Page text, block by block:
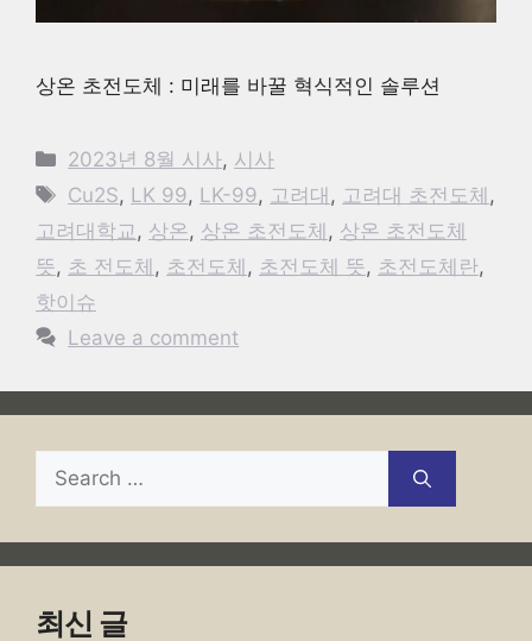
상온 초전도체 : 미래를 바꿀 혁식적인 솔루션
Categories
2023년 8월 시사, 시사
Tags
Cu2S, LK 99, LK-99, 고려대 , 고려대 초전도체 ,
고려대학교 , 상온, 상온 초전도체 , 상온 초전도체
뜻, 초 전도체 , 초전도체 , 초전도체 뜻, 초전도체란,
핫이슈
Leave a comment
Search
for:
최신 글